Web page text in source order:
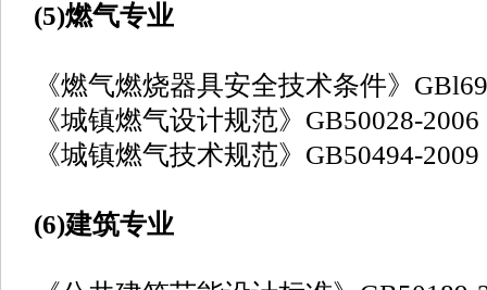
(5)燃气专业
《燃气燃烧器具安全技术条件》
《城镇燃气设计规范》GB50028-2006
《城镇燃气技术规范》GB50494-2009
(6)建筑专业